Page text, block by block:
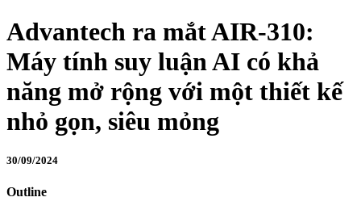
Advantech ra mắt AIR-310:
Máy tính suy luận AI có khả
năng mở rộng với một thiết kế
nhỏ gọn, siêu mỏng
30/09/2024
Outline